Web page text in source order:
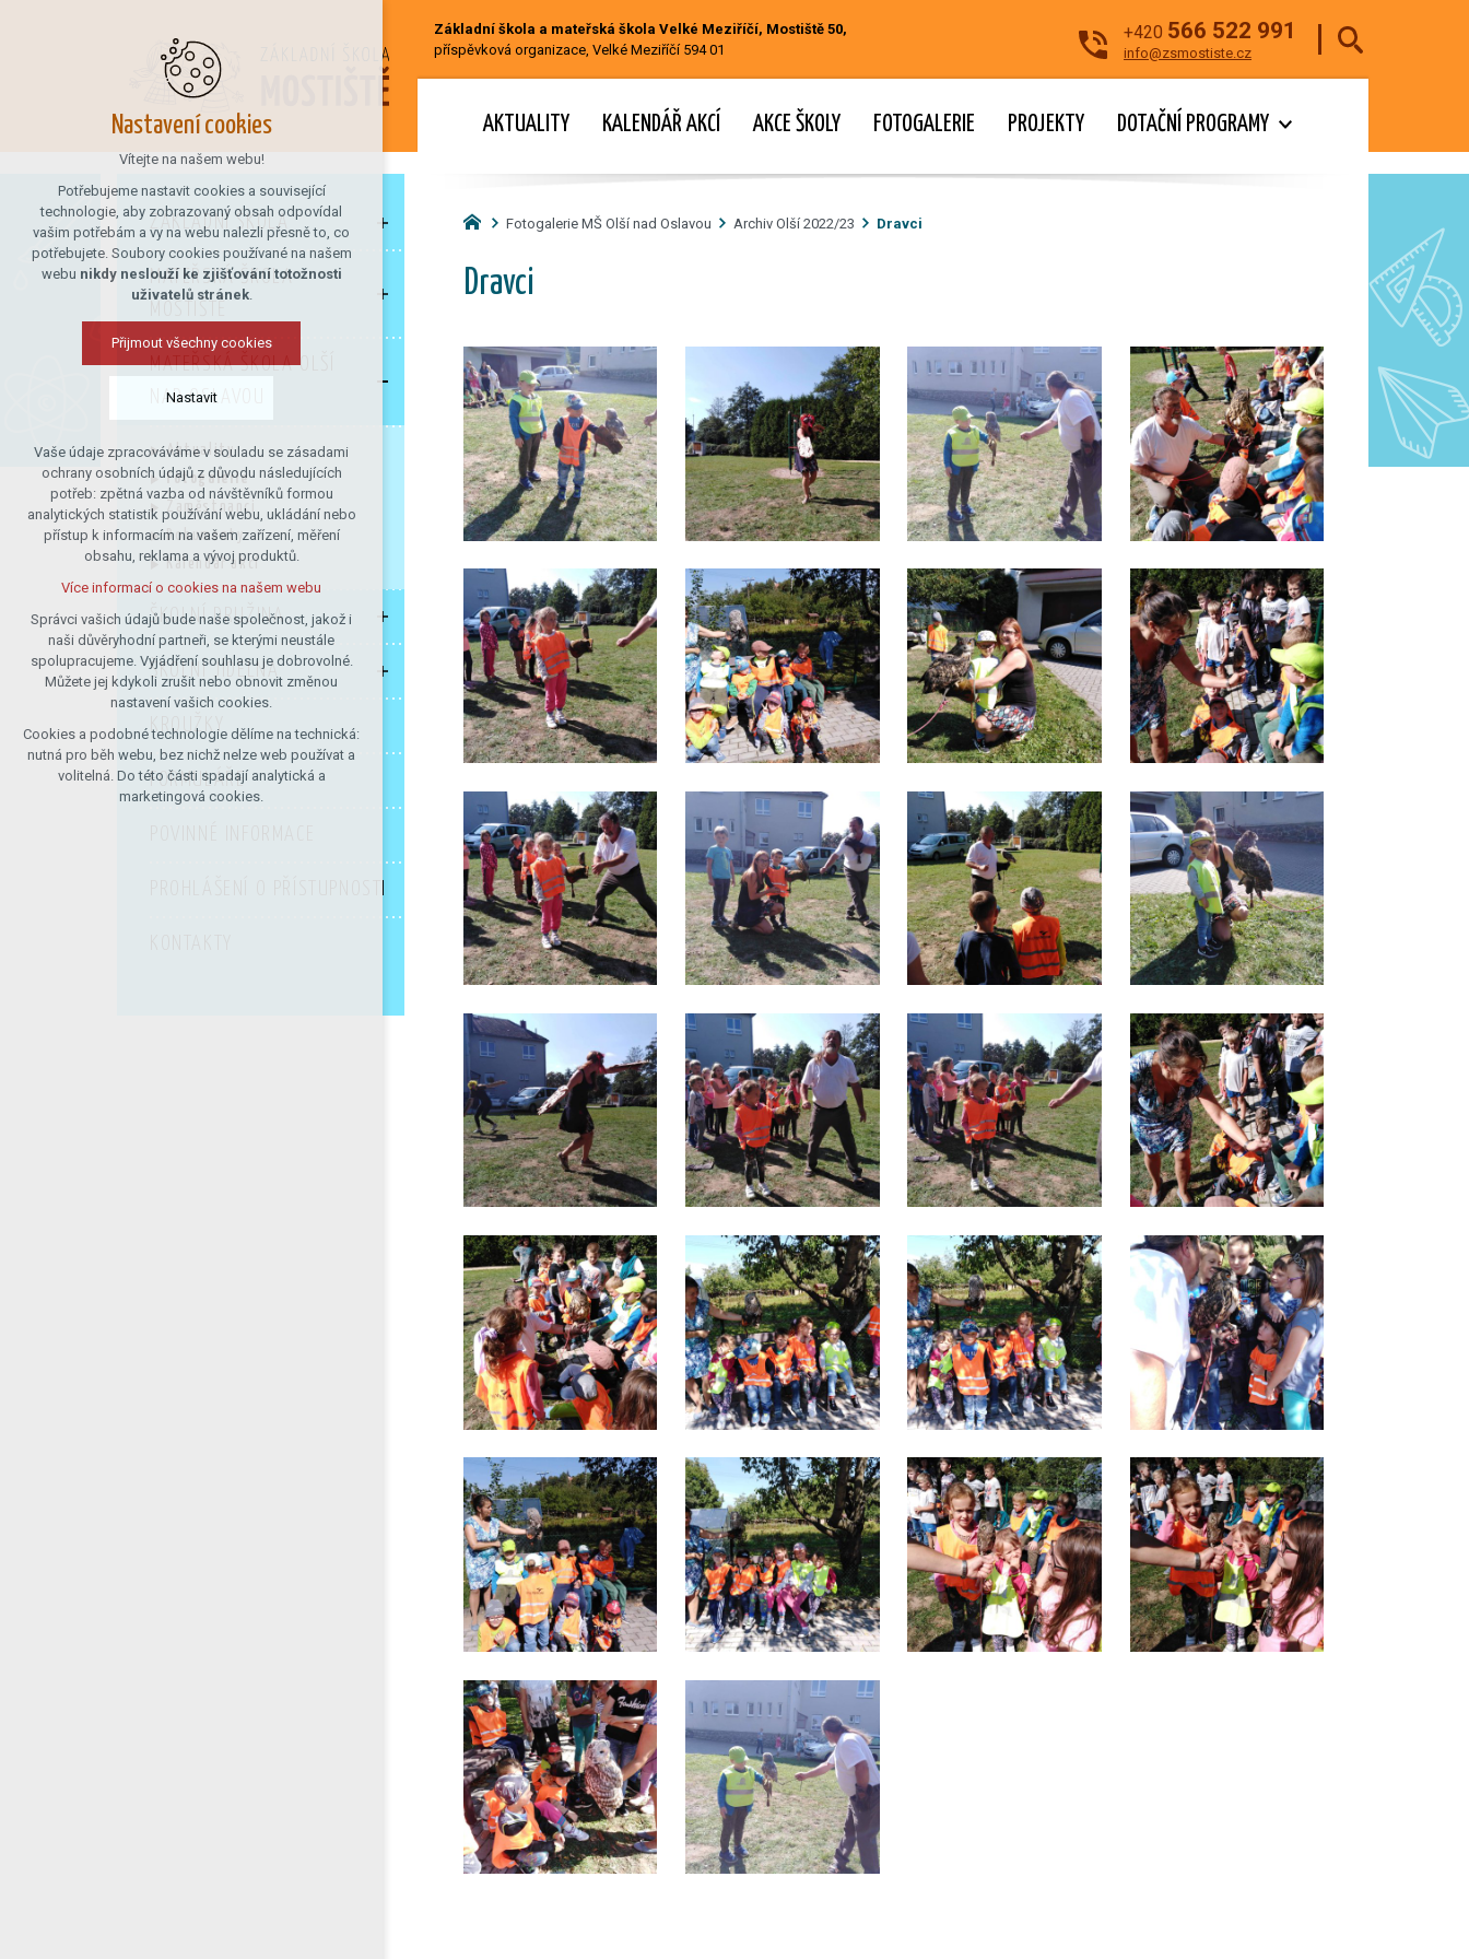
+420 566 522 991
info@zsmostiste.cz
Základní škola a mateřská škola Velké Meziříčí, Mostiště 50,
příspěvková organizace, Velké Meziříčí 594 01
AKTUALITY KALENDÁŘ AKCÍ AKCE ŠKOLY FOTOGALERIE PROJEKTY DOTAČNÍ PROGRAMY
ZÁKLADNÍ ŠKOLA
MATEŘSKÁ ŠKOLA
MATEŘSKÁ ŠKOLA OLŠÍ
NAD OSLAVOU
Aktuality
Fotogalerie
Zaměstnanci
Dokumenty
Kalendář akcí
ŠKOLNÍ DRUŽINA
ŠKOLNÍ JÍDELNA
KROUŽKY
FORMULÁŘE
Fotogalerie MŠ Olší nad Oslavou Archiv Olší 2022/23 Dravci
Dravci
Nastavení cookies
Vítejte na našem webu!
Potřebujeme nastavit cookies a související
technologie, aby zobrazovaný obsah odpovídal
vašim potřebám a vy na webu nalezli přesně to, co
potřebujete. Soubory cookies používané na našem
webu nikdy neslouží ke zjišťování totožnosti
uživatelů stránek.
Přijmout všechny cookies
Nastavit
Technická cookies
nutná pro provozování webu
udržení kontextu stránek (session):
případná přihlášení, volby jazyka, apod.
Volitelná cookies
analytická pro anonymizované
vyhodnocení návštěvnosti
marketingová cookies (Google)
Více informací o cookies na našem webu
Přijmout všechny cookies
Odmítnout vše
Vaše údaje zpracováváme v souladu se zásadami
ochrany osobních údajů z důvodu následujících
potřeb: zpětná vazba od návštěvníků formou
analytických statistik používání webu, ukládání nebo
přístup k informacím na vašem zařízení, měření
obsahu, reklama a vývoj produktů.
Více informací o cookies na našem webu
Správci vašich údajů bude naše společnost, jakož i
naši důvěryhodní partneři, se kterými neustále
spolupracujeme. Vyjádření souhlasu je dobrovolné.
Můžete jej kdykoli zrušit nebo obnovit změnou
nastavení vašich cookies.
Cookies a podobné technologie dělíme na technická:
nutná pro běh webu, bez nichž nelze web používat a
volitelná. Do této části spadají analytická a
marketingová cookies.